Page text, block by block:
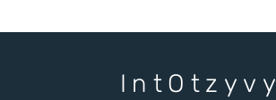
Int Otzyvy